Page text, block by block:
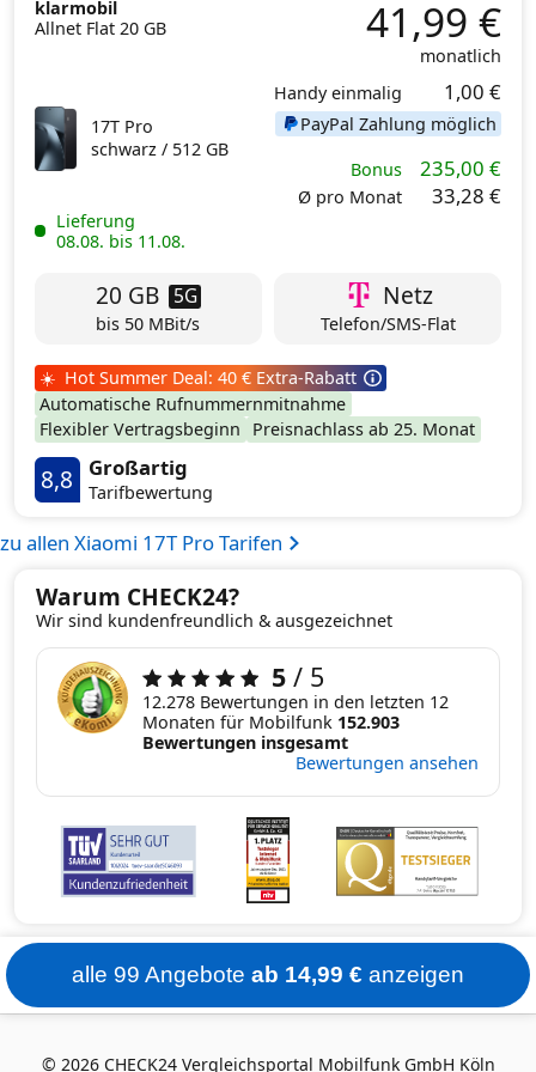
klarmobil
Allnet Flat 20 GB
41,99 €
monatlich
Handy einmalig
1,00 €
PayPal Zahlung möglich
Bonus 235,00 €
Ø pro Monat 33,28 €
17T Pro
schwarz / 512 GB
Lieferung
08.08. bis 11.08.
20 GB 5G
bis 50 MBit/s
Netz
Telefon/SMS-Flat
☀️ Hot Summer Deal: 40 € Extra-Rabatt
Automatische Rufnummernmitnahme
Flexibler Vertragsbeginn
Preisnachlass ab 25. Monat
8,8 Großartig
Tarifbewertung
zu allen Xiaomi 17T Pro Tarifen
Warum CHECK24?
Wir sind kundenfreundlich & ausgezeichnet
5/ 5
12.278 Bewertungen in den letzten 12
Monaten für Mobilfunk 152.903
Bewertungen insgesamt
Bewertungen ansehen
alle 99 Angebote ab 14,99 € anzeigen
© 2026 CHECK24 Vergleichsportal Mobilfunk GmbH Köln